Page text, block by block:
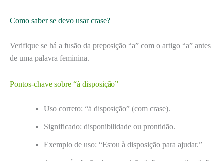
Como saber se devo usar crase?
Verifique se há a fusão da preposição “a” com o artigo “a” antes
de uma palavra feminina.
Pontos-chave sobre “à disposição”
Uso correto: “à disposição” (com crase).
Significado: disponibilidade ou prontidão.
Exemplo de uso: “Estou à disposição para ajudar.”